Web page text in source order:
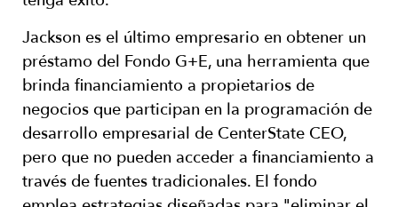
Jackson es el último empresario en obtener un
préstamo del Fondo G+E, una herramienta que
brinda financiamiento a propietarios de
negocios que participan en la programación de
desarrollo empresarial de CenterState CEO,
pero que no pueden acceder a financiamiento a
través de fuentes tradicionales. El fondo